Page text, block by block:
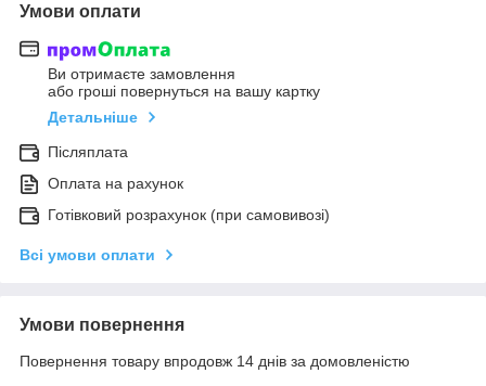
Умови оплати
Ви отримаєте замовлення
або гроші повернуться на вашу картку
Детальніше
Післяплата
Оплата на рахунок
Готівковий розрахунок (при самовивозі)
Всі умови оплати
Умови повернення
Повернення товару впродовж 14 днів за домовленістю